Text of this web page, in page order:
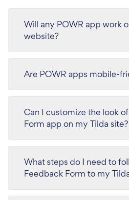
Will any POWR app work
website?
Are POWR apps mobile-
Can I customize the look
Form app on my Tilda site?
What steps do I need to
Feedback Form to my